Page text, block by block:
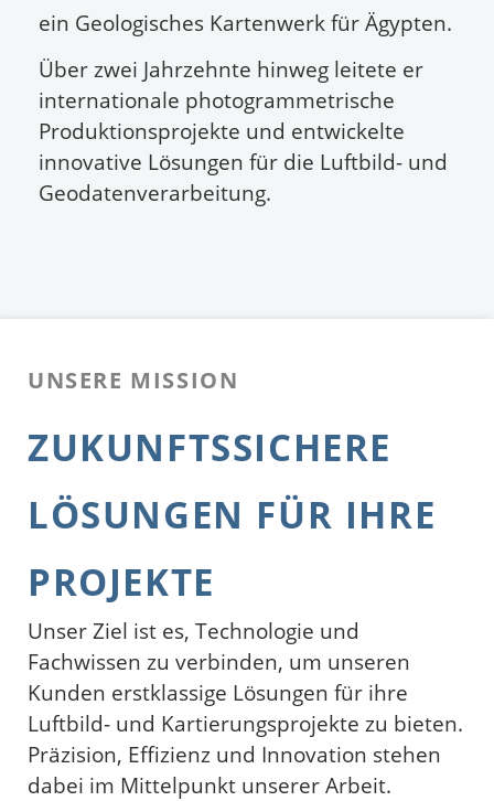
ein Geologisches Kartenwerk für Ägypten.
Über zwei Jahrzehnte hinweg leitete er
internationale photogrammetrische
Produktionsprojekte und entwickelte
innovative Lösungen für die Luftbild- und
Geodatenverarbeitung.
UNSERE MISSION
ZUKUNFTSSICHERE
LÖSUNGEN FÜR IHRE
PROJEKTE
Unser Ziel ist es, Technologie und
Fachwissen zu verbinden, um unseren
Kunden erstklassige Lösungen für ihre
Luftbild- und Kartierungsprojekte zu bieten.
Präzision, Effizienz und Innovation stehen
dabei im Mittelpunkt unserer Arbeit.